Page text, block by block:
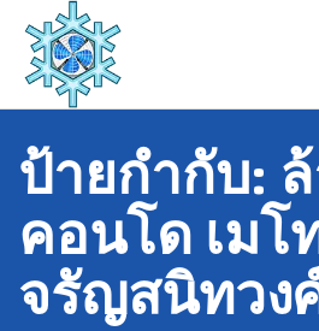
content
ป้ายกำกับ:
คอนโด เมโ
จรัญสนิทวง